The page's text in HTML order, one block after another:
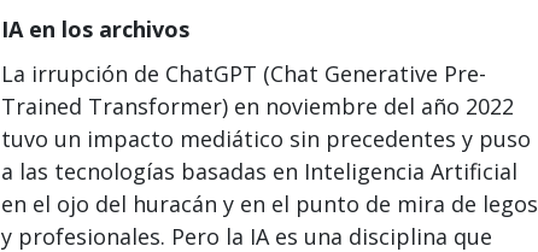
IA en los archivos
La irrupción de ChatGPT (Chat Generative Pre-
Trained Transformer) en noviembre del año 2022
tuvo un impacto mediático sin precedentes y puso
a las tecnologías basadas en Inteligencia Artificial
en el ojo del huracán y en el punto de mira de legos
y profesionales. Pero la IA es una disciplina que